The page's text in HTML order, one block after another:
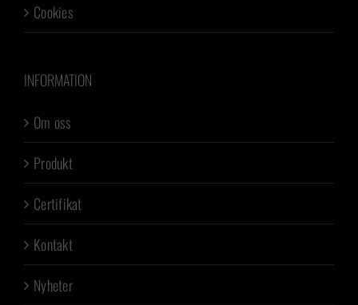
Cookies
INFORMATION
Om oss
Produkt
Certifikat
Kontakt
Nyheter